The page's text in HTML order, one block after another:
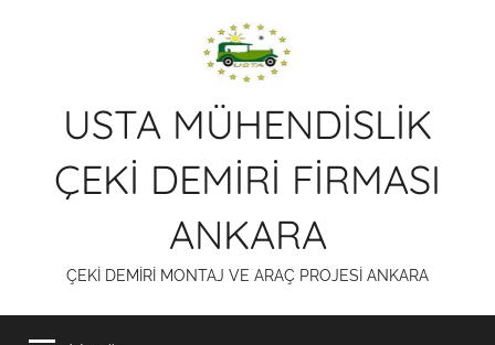
USTA MÜHENDİSLİK
ÇEKİ DEMİRİ FİRMASI
ANKARA
ÇEKİ DEMİRİ MONTAJ VE ARAÇ PROJESİ ANKARA